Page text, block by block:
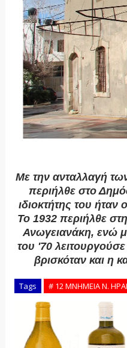
Με την ανταλλαγή
περιήλθε στο
ιδιοκτήτης του ήταν
Το 1932 περιήλθε
Ανωγειανάκη, ενώ
του '70 λειτουργούσε
βρισκόταν και η
Tags # 12 ΜΝΗΜΕΙΑ Ν.